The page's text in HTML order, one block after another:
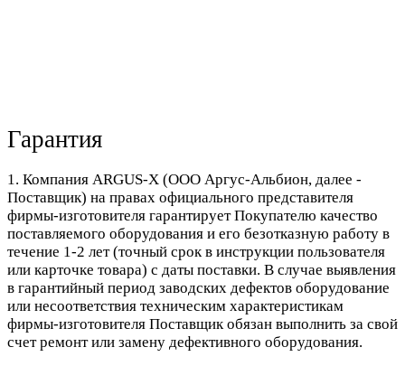
Гарантия
1. Компания ARGUS-X (ООО Аргус-Альбион, далее -
Поставщик) на правах официального представителя
фирмы-изготовителя гарантирует Покупателю качество
поставляемого оборудования и его безотказную работу в
течение 1-2 лет (точный срок в инструкции пользователя
или карточке товара) с даты поставки. В случае выявления
в гарантийный период заводских дефектов оборудование
или несоответствия техническим характеристикам
фирмы-изготовителя Поставщик обязан выполнить за свой
счет ремонт или замену дефективного оборудования.